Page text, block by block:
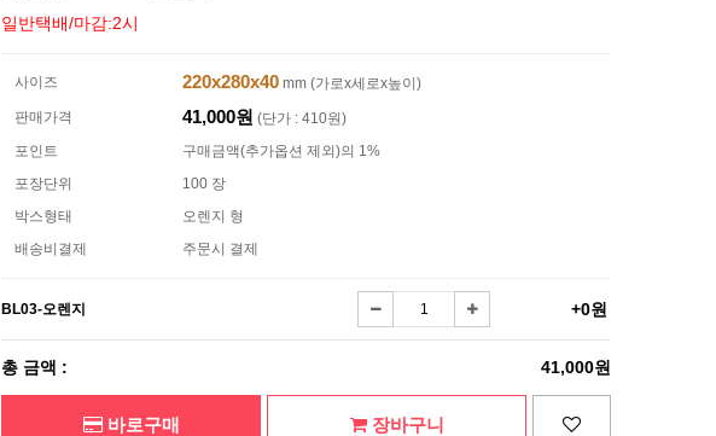
일반택배/마감:2시
사이즈 220x280x40 mm (가로x세로x높이)
판매가격
41,000원 (단가 : 410원)
포인트
구매금액(추가옵션 제외)의 1%
포장단위
100 장
박스형태
오렌지 형
배송비결제
주문시 결제
BL03-오렌지 +0원
총 금액 : 41,000원
바로구매 장바구니